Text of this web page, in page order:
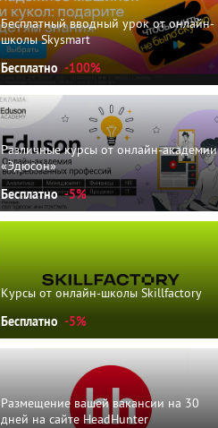
Бесплатный вводный урок от онлайн-
школы Skysmart
Бесплатно -100%
Различные курсы от онлайн-академии
«Эдюсон»
Бесплатно -5%
Курсы от онлайн-школы Skillfactory
Бесплатно -5%
Размещение вашей вакансии на 30
дней на сайте HeadHunter